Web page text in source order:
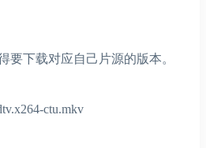
要下载对应自己片源的版本。
ctu.mkv